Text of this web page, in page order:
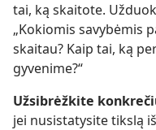
tai, ką skaitote.
„Kokiomis savybėmis
skaitau? Kaip tai, ką
gyvenime?“
Užsibrėžkite
jei nusistatysite tikslą